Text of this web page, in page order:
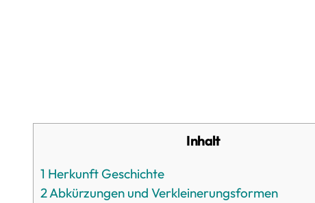
Inhalt
1 Herkunft Geschichte
2Abkürzungen und Verkleinerungsformen